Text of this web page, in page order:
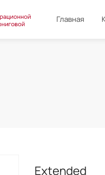
Главная
Extended